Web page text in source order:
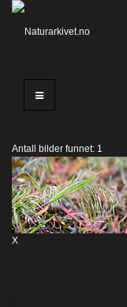
Antall bilder funnet: 1
X